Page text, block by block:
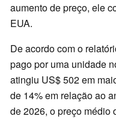
aumento de preço, ele
EUA.
De acordo com o
pago por uma unidade
atingiu US$ 502 em
de 14% em relação ao
de 2026, o preço médio